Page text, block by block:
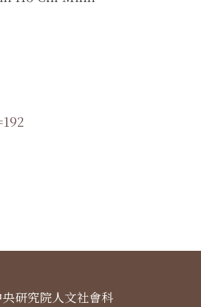
研究院人文社會科